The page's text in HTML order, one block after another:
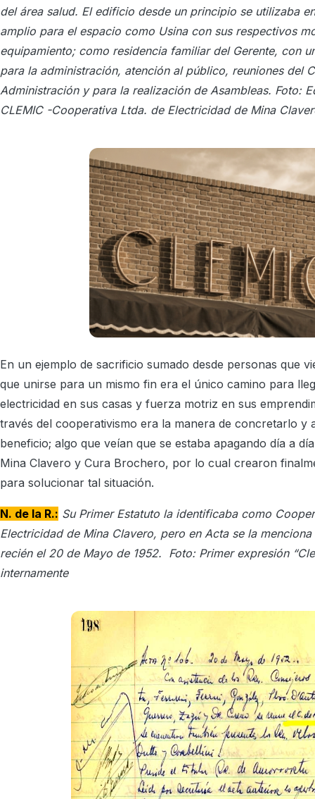
del área salud. El edificio desde un principio se utilizaba
amplio para el espacio como Usina con sus respectivos
equipamiento; como residencia familiar del Gerente, con
para la administración, atención al público, reuniones del
Administración y para la realización de Asambleas. Foto:
CLEMIC -Cooperativa Ltda. de Electricidad de Mina
En un ejemplo de sacrificio sumado desde personas que
que unirse para un mismo fin era el único camino para
electricidad en sus casas y fuerza motriz en sus
través del cooperativismo era la manera de concretarlo y
beneficio; algo que veían que se estaba apagando día a
Mina Clavero y Cura Brochero, por lo cual crearon
para solucionar tal situación.
N. de la R.: Su Primer Estatuto la identificaba como
Electricidad de Mina Clavero, pero en Acta se la menciona
recién el 20 de Mayo de 1952. Foto: Primer expresión
internamente